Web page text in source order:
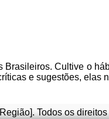
Brasileiros. Cultive o
e sugestões, elas
Todos os